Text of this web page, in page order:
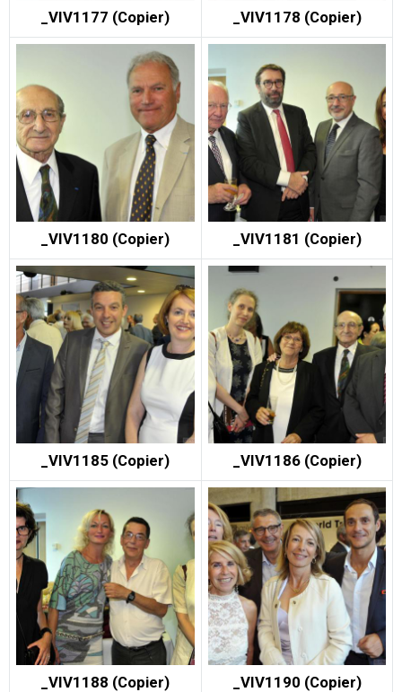
_VIV1177 (Copier) _VIV1178 (Copier)
_VIV1180 (Copier) _VIV1181 (Copier)
_VIV1185 (Copier) _VIV1186 (Copier)
_VIV1188 (Copier) _VIV1190 (Copier)